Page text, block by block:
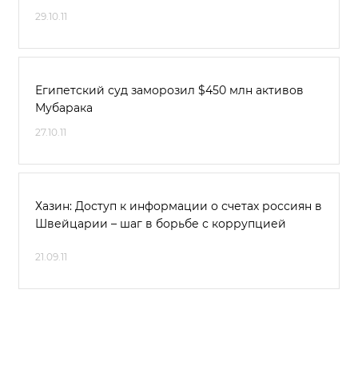
29.10.11
Египетский суд заморозил $450 млн активов
Мубарака
27.10.11
Хазин: Доступ к информации о счетах россиян в
Швейцарии – шаг в борьбе с коррупцией
21.09.11